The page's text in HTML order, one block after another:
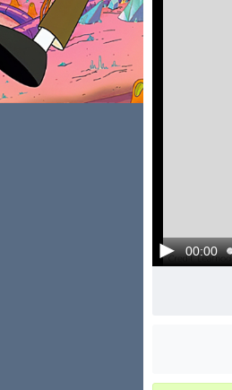
00:00